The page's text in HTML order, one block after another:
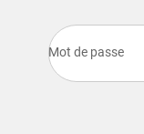
Mot de passe